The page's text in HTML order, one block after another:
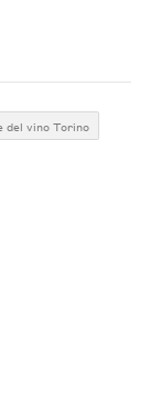
del vino Torino